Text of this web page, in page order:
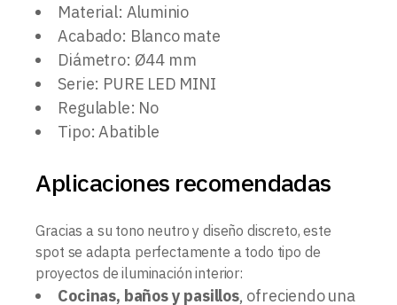
Material: Aluminio
Acabado: Blanco mate
Diámetro: Ø44 mm
Serie: PURE LED MINI
Regulable: No
Tipo: Abatible
Aplicaciones recomendadas
Gracias a su tono neutro y diseño discreto, este
spot se adapta perfectamente a todo tipo de
proyectos de iluminación interior:
Cocinas, baños y pasillos, ofreciendo una